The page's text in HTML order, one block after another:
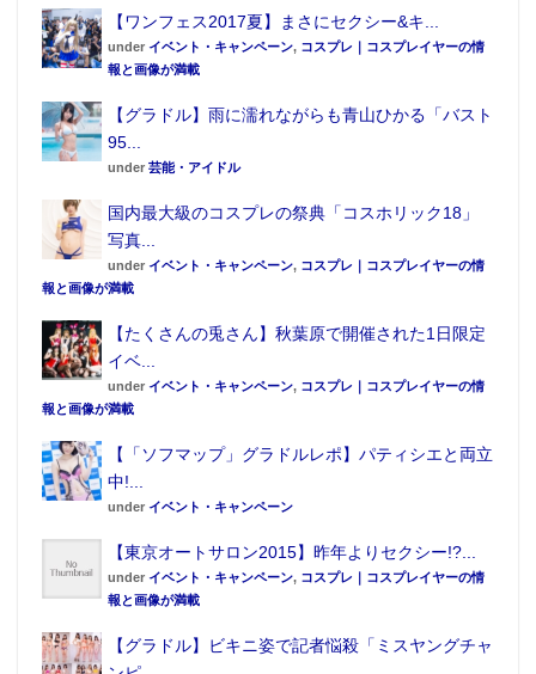
【ワンフェス2017夏】まさにセクシー&キ...
under イベント・キャンペーン, コスプレ｜コスプレイヤーの情
報と画像が満載
【グラドル】雨に濡れながらも青山ひかる「バスト
95...
under 芸能・アイドル
国内最大級のコスプレの祭典「コスホリック18」
写真...
under イベント・キャンペーン, コスプレ｜コスプレイヤーの情
報と画像が満載
【たくさんの兎さん】秋葉原で開催された1日限定
イベ...
under イベント・キャンペーン, コスプレ｜コスプレイヤーの情
報と画像が満載
【「ソフマップ」グラドルレポ】パティシエと両立
中!...
under イベント・キャンペーン
【東京オートサロン2015】昨年よりセクシー!?...
under イベント・キャンペーン, コスプレ｜コスプレイヤーの情
報と画像が満載
【グラドル】ビキニ姿で記者悩殺「ミスヤングチャ